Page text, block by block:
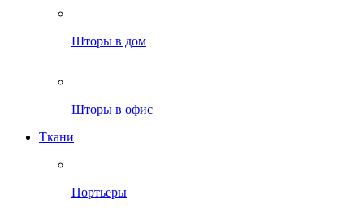
Шторы в дом
Шторы в офис
Ткани
Портьеры